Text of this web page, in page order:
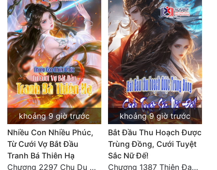
Tu Chân
Tu Tiên
Tội Phạm
Vô Địch
Võ Hiệp
Võng Du
Xuyên Không
Xuyên Nhanh
Xuyên Sách
khoảng 9 giờ trước
Nhiều Con Nhiều Phúc,
Từ Cưới Vợ Bắt Đầu
Tranh Bá Thiên Hạ
Chương 2297 Chu Du Du mang thai
khoảng 9 giờ trước
Bắt Đầu Thu Hoạch Được
Trùng Đồng, Cưới Tuyệt
Sắc Nữ Đế!
Chương 1387 Thiên Đạo đắc ý